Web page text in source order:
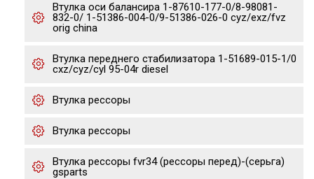
Втулка оси балансира 1-87610-177-0/8-98081-
832-0/ 1-51386-004-0/9-51386-026-0 cyz/exz/fvz
orig china
Втулка переднего стабилизатора 1-51689-015-1/0
cxz/cyz/cyl 95-04r diesel
Втулка рессоры
Втулка рессоры
Втулка рессоры fvr34 (рессоры перед)-(серьга)
gsparts